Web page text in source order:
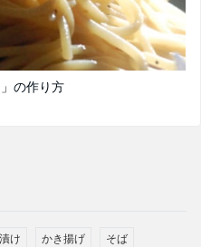
の作り方
け かき揚げ そば